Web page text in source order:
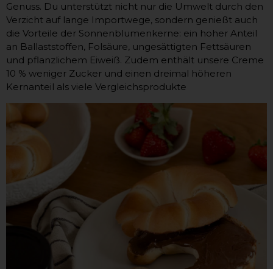
Genuss. Du unterstützt nicht nur die Umwelt durch den
Verzicht auf lange Importwege, sondern genießt auch
die Vorteile der Sonnenblumenkerne: ein hoher Anteil
an Ballaststoffen, Folsäure, ungesättigten Fettsäuren
und pflanzlichem Eiweiß. Zudem enthält unsere Creme
10 % weniger Zucker und einen dreimal höheren
Kernanteil als viele Vergleichsprodukte